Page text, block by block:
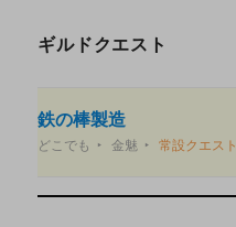
ギルドクエスト
鉄の棒製造
どこでも 金魅 常設クエスト